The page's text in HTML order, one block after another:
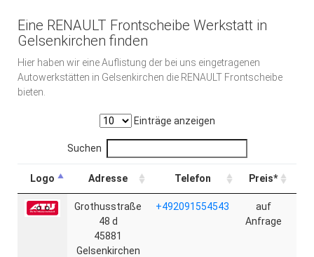
Eine RENAULT Frontscheibe Werkstatt in
Gelsenkirchen finden
Hier haben wir eine Auflistung der bei uns eingetragenen
Autowerkstätten in Gelsenkirchen die RENAULT Frontscheibe
bieten.
Einträge anzeigen
Suchen
Logo Adresse Telefon Preis*
Grothusstraße
48 d
45881
Gelsenkirchen
+492091554543
auf
Anfrage